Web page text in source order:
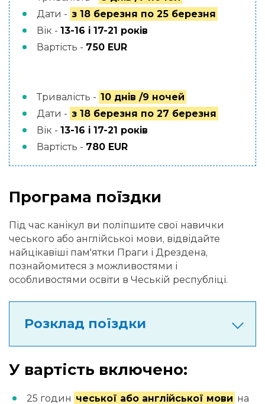
Дати - з 18 березня по 25 березня
Вік - 13-16 і 17-21 років
Вартість - 750 EUR
Тривалість - 10 днів /9 ночей
Дати - з 18 березня по 27 березня
Вік - 13-16 і 17-21 років
Вартість - 780 EUR
Програма поїздки
Під час канікул ви поліпшите свої навички
чеського або англійської мови, відвідайте
найцікавіші пам'ятки Праги і Дрездена,
познайомитеся з можливостями і
особливостями освіти в Чеській республіці.
Розклад поїздки
У вартість включено:
25 годин чеської або англійської мови на